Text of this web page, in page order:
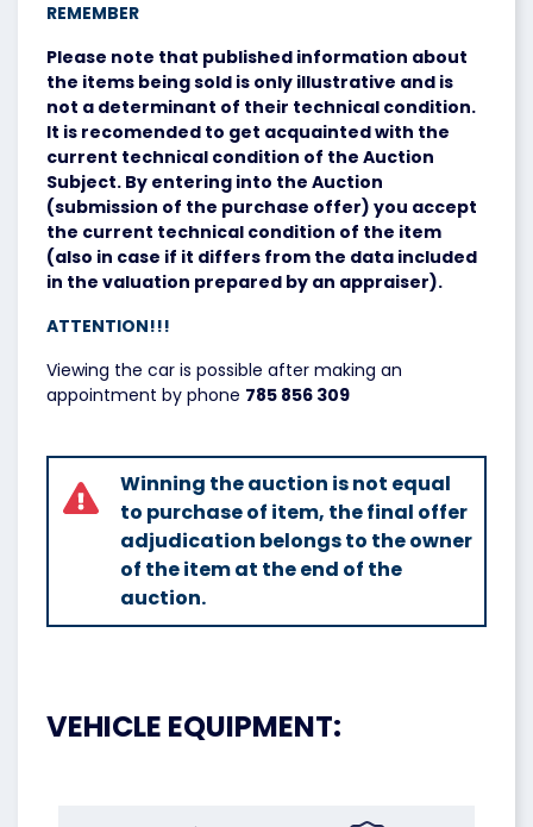
REMEMBER
Please note that published information about
the items being sold is only illustrative and is
not a determinant of their technical condition.
It is recomended to get acquainted with the
current technical condition of the Auction
Subject. By entering into the Auction
(submission of the purchase offer) you accept
the current technical condition of the item
(also in case if it differs from the data included
in the valuation prepared by an appraiser).
ATTENTION!!!
Viewing the car is possible after making an
appointment by phone 785 856 309
Winning the auction is not equal
to purchase of item, the final offer
adjudication belongs to the owner
of the item at the end of the
auction.
VEHICLE EQUIPMENT: